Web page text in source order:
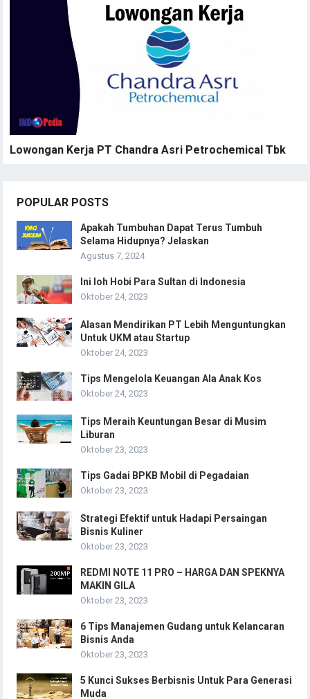
Lowongan Kerja PT Chandra Asri Petrochemical Tbk
POPULAR POSTS
Apakah Tumbuhan Dapat Terus Tumbuh
Selama Hidupnya? Jelaskan
Agustus 7, 2024
Ini loh Hobi Para Sultan di Indonesia
Oktober 24, 2023
Alasan Mendirikan PT Lebih Menguntungkan
Untuk UKM atau Startup
Oktober 24, 2023
Tips Mengelola Keuangan Ala Anak Kos
Oktober 24, 2023
Tips Meraih Keuntungan Besar di Musim
Liburan
Oktober 23, 2023
Tips Gadai BPKB Mobil di Pegadaian
Oktober 23, 2023
Strategi Efektif untuk Hadapi Persaingan
Bisnis Kuliner
Oktober 23, 2023
REDMI NOTE 11 PRO – HARGA DAN SPEKNYA
MAKIN GILA
Oktober 23, 2023
6 Tips Manajemen Gudang untuk Kelancaran
Bisnis Anda
Oktober 23, 2023
5 Kunci Sukses Berbisnis Untuk Para Generasi
Muda